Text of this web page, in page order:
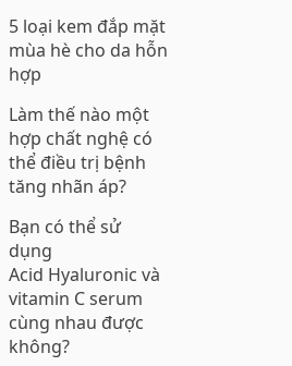
5 loại kem đắp mặt
mùa hè cho da hỗn
hợp
Làm thế nào một
hợp chất nghệ có
thể điều trị bệnh
tăng nhãn áp?
Bạn có thể sử
dụng
Acid Hyaluronic và
vitamin C serum
cùng nhau được
không?